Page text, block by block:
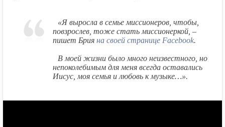
«Я выросла в семье миссионеров, чтобы,
повзрослев, тоже стать миссионеркой, –
пишет Брия на своей странице Facebook.
В моей жизни было много неизвестного, но
непоколебимым для меня всегда оставались
Иисус, моя семья и любовь к музыке…».